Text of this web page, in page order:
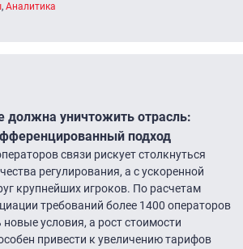
, Аналитика
должна уничтожить отрасль:
подход
связи рискует столкнуться
регулирования, а с ускоренной
крупнейших игроков. По расчетам
требований более 1400 операторов
условия, а рост стоимости
привести к увеличению тарифов